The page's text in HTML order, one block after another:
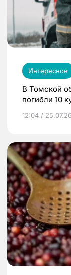
Интересное
В Томской
погибли 10
12:04 / 25.07.26